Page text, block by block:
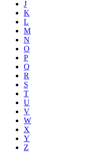
J
K
L
M
N
O
P
Q
R
S
T
U
V
W
X
Y
Z